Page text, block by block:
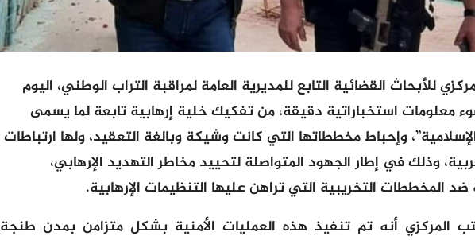
للأبحاث القضائية التابع للمديرية العامة لمراقبة التراب الوطني، اليوم
معلومات استخباراتية دقيقة، من تفكيك خلية إرهابية تابعة لما يسمى
وإحباط مخططاتها التي كانت وشيكة وبالغة التعقيد، ولها ارتباطات
وذلك في إطار الجهود المتواصلة لتحييد مخاطر التهديد الإرهابي،
المخططات التخريبية التي تراهن عليها التنظيمات الإرهابية.
المركزي أنه تم تنفيذ هذه العمليات الأمنية بشكل متزامن بمدن طنجة